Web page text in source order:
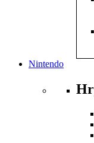
Nintendo